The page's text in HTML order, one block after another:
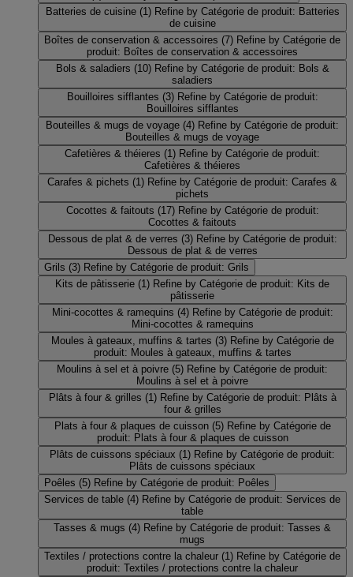
Batteries de cuisine (1) Refine by Catégorie de produit: Batteries
de cuisine
Boîtes de conservation & accessoires (7) Refine by Catégorie de
produit: Boîtes de conservation & accessoires
Bols & saladiers (10) Refine by Catégorie de produit: Bols &
saladiers
Bouilloires sifflantes (3) Refine by Catégorie de produit:
Bouilloires sifflantes
Bouteilles & mugs de voyage (4) Refine by Catégorie de produit:
Bouteilles & mugs de voyage
Cafetières & théieres (1) Refine by Catégorie de produit:
Cafetières & théieres
Carafes & pichets (1) Refine by Catégorie de produit: Carafes &
pichets
Cocottes & faitouts (17) Refine by Catégorie de produit:
Cocottes & faitouts
Dessous de plat & de verres (3) Refine by Catégorie de produit:
Dessous de plat & de verres
Grils (3) Refine by Catégorie de produit: Grils
Kits de pâtisserie (1) Refine by Catégorie de produit: Kits de
pâtisserie
Mini-cocottes & ramequins (4) Refine by Catégorie de produit:
Mini-cocottes & ramequins
Moules à gateaux, muffins & tartes (3) Refine by Catégorie de
produit: Moules à gateaux, muffins & tartes
Moulins à sel et à poivre (5) Refine by Catégorie de produit:
Moulins à sel et à poivre
Plâts à four & grilles (1) Refine by Catégorie de produit: Plâts à
four & grilles
Plats à four & plaques de cuisson (5) Refine by Catégorie de
produit: Plats à four & plaques de cuisson
Plâts de cuissons spéciaux (1) Refine by Catégorie de produit:
Plâts de cuissons spéciaux
Poêles (5) Refine by Catégorie de produit: Poêles
Services de table (4) Refine by Catégorie de produit: Services de
table
Tasses & mugs (4) Refine by Catégorie de produit: Tasses &
mugs
Textiles / protections contre la chaleur (1) Refine by Catégorie de
produit: Textiles / protections contre la chaleur